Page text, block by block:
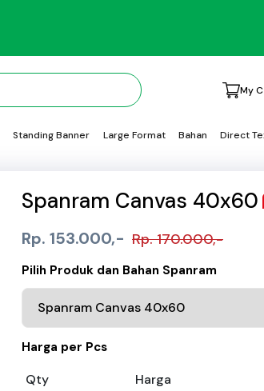
My
Standing Banner Large Format Bahan Direct
Spanram Canvas 40x60
Rp. 153.000,- Rp. 170.000,-
Pilih Produk dan Bahan Spanram
Harga per Pcs
Qty
Harga